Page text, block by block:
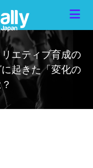
エティブ育成の
起きた「変化の